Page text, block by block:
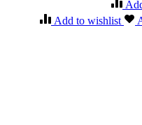
Add to wishlist